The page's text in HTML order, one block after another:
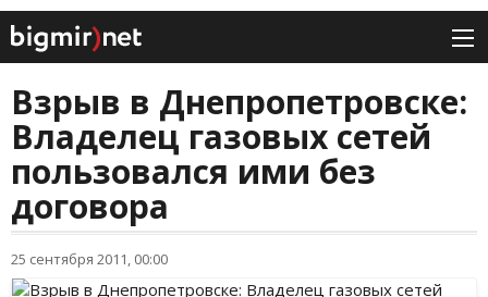
Взрыв в Днепропетровске:
Владелец газовых сетей
пользовался ими без
договора
25 сентября 2011, 00:00